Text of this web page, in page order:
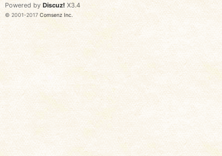
Powered by Discuz! X3.4
© 2001-2017 Comsenz Inc.